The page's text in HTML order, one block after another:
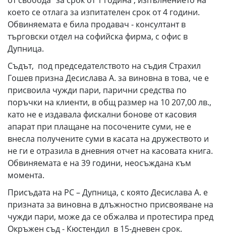
което се отлага за изпитателен срок от 4 години.
Обвиняемата е била продавач - консултант в
търговски отдел на софийска фирма, с офис в
Дупница.
Съдът, под председателството на съдия Страхил
Гошев призна Десислава А. за виновна в това, че е
присвоила чужди пари, парични средства по
поръчки на клиенти, в общ размер на 10 207,00 лв.,
като не е издавала фискални бонове от касовия
апарат при плащане на посочените суми, не е
внесла получените суми в касата на дружеството и
не ги е отразила в дневния отчет на касовата книга.
Обвиняемата е на 39 години, неосъждана към
момента.
Присъдата на РС – Дупница, с която Десислава А. е
призната за виновна в длъжностно присвояване на
чужди пари, може да се обжалва и протестира пред
Окръжен съд - Кюстендил в 15-дневен срок.